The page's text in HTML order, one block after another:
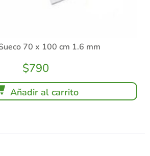
70 x 100 cm 1.6 mm
$790
Añadir al carrito